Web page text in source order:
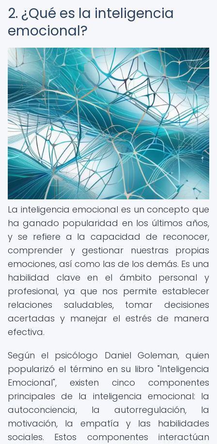
2. ¿Qué es la inteligencia
emocional?
La inteligencia emocional es un concepto que
ha ganado popularidad en los últimos años,
y se refiere a la capacidad de reconocer,
comprender y gestionar nuestras propias
emociones, así como las de los demás. Es una
habilidad clave en el ámbito personal y
profesional, ya que nos permite establecer
relaciones saludables, tomar decisiones
acertadas y manejar el estrés de manera
efectiva.
Según el psicólogo Daniel Goleman, quien
popularizó el término en su libro "Inteligencia
Emocional", existen cinco componentes
principales de la inteligencia emocional: la
autoconciencia, la autorregulación, la
motivación, la empatía y las habilidades
sociales. Estos componentes interactúan